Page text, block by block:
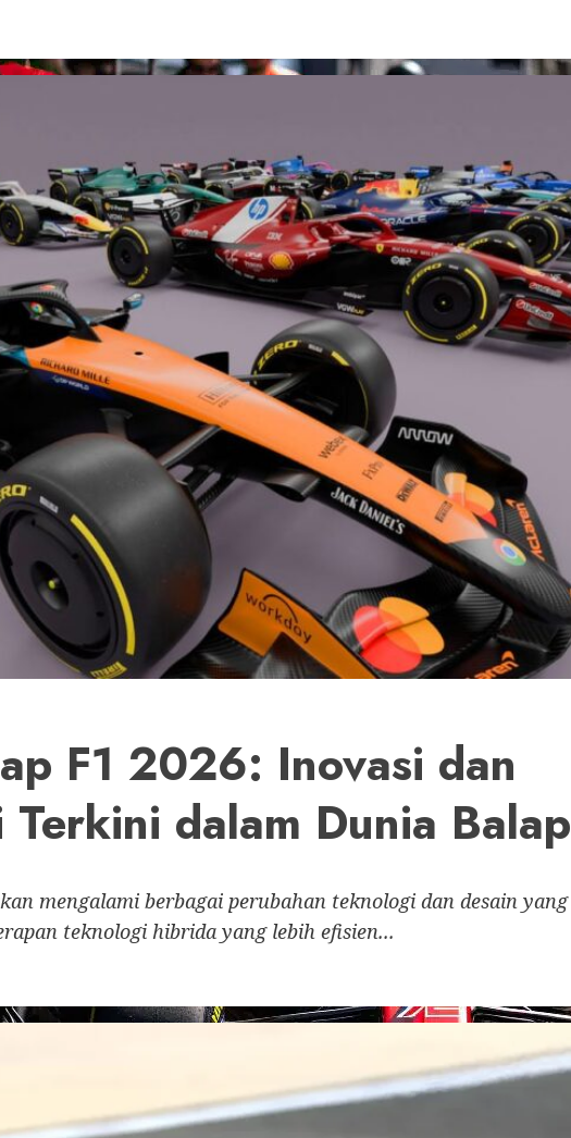
F1 2026: Inovasi dan
Terkini dalam Dunia Balap
mengalami berbagai perubahan teknologi dan desain yang
teknologi hibrida yang lebih efisien...